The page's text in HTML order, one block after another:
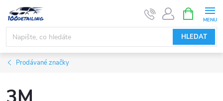
obsah
HLEDAT
NÁKUPNÍ
KOŠÍK
Prodávané značky